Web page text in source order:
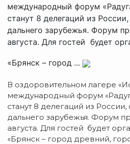
международный форум
станут 8 делегаций из
дальнего зарубежья. Форум
августа. Для гостей будет
«Брянск – город ...
В оздоровительном лагере
международный форум
станут 8 делегаций из
дальнего зарубежья. Форум
августа. Для гостей будет
«Брянск – город древний,